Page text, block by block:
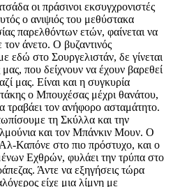
οι πράσινοι εκσυγχρονιστές
ο ανιψιός του μεθύστακα
παρελθόντων ετών, φαίνεται να
άνετο. Ο βυζαντινός
εδώ στο Σουργελιστάν, δε γίνεται
που δείχνουν να έχουν βαρεθεί
μας. Είναι και η συγκυρία
ο Μπουχέσας μέχρι θανάτου,
τραβάει τον ανήφορο ασταμάτητο.
τη Σκύλλα και την
και τον Μπάνκιν Μουν. Ο
Καπόνε στο πιο πρόστυχο, και ο
Εχθρών, φυλάει την τρύπα στο
Άντε να εξηγήσεις τώρα
είχε μια λίμνη με